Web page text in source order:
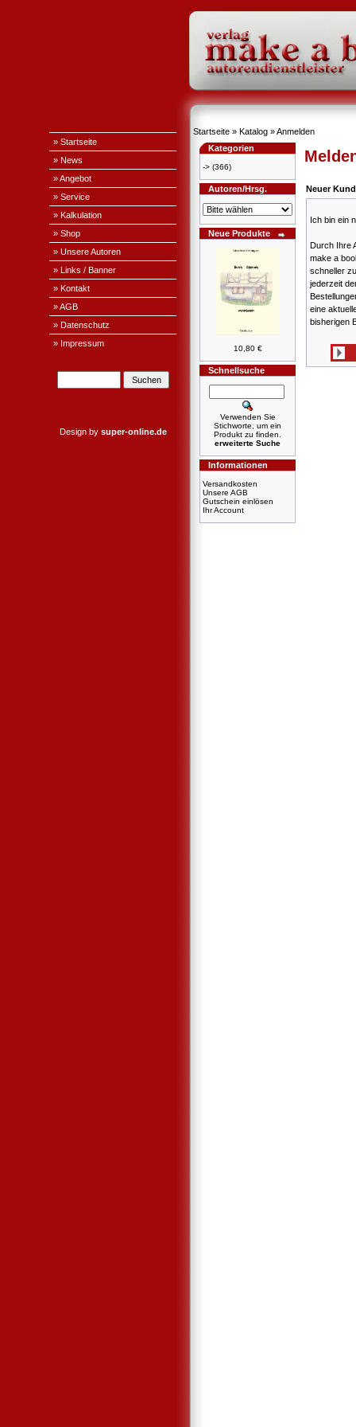
» Startseite
» News
» Angebot
» Service
» Kalkulation
» Shop
» Unsere Autoren
» Links / Banner
» Kontakt
» AGB
» Datenschutz
» Impressum
Design by super-online.de
Startseite » Katalog »Anmelden
Kategorien
-> (366)
Autoren/Hrsg.
Neue Produkte
10,80 €
Schnellsuche
Verwenden Sie
Stichworte, um ein
Produkt zu finden.
erweiterte Suche
Informationen
Versandkosten
Unsere AGB
Gutschein einlösen
Ihr Account
Neuer
Ich bin ein
Durch Ihre
make a
schneller
jederzeit
eine
bisherigen